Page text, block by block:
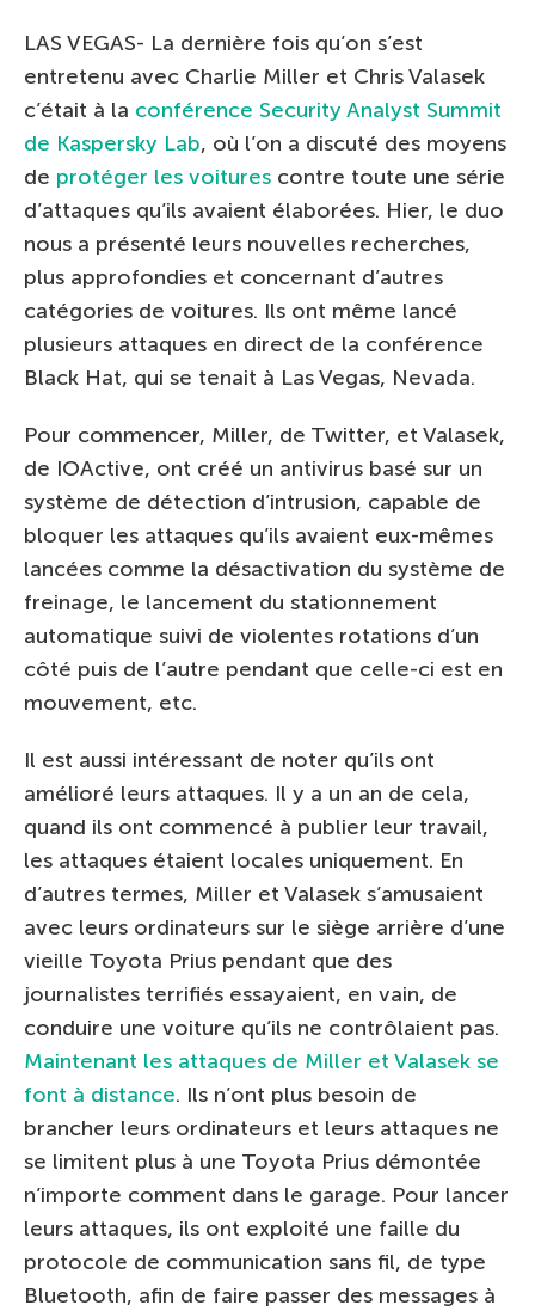
LAS VEGAS- La dernière fois qu’on s’est
entretenu avec Charlie Miller et Chris Valasek
c’était à la conférence Security Analyst Summit
de Kaspersky Lab, où l’on a discuté des moyens
de protéger les voitures contre toute une série
d’attaques qu’ils avaient élaborées. Hier, le duo
nous a présenté leurs nouvelles recherches,
plus approfondies et concernant d’autres
catégories de voitures. Ils ont même lancé
plusieurs attaques en direct de la conférence
Black Hat, qui se tenait à Las Vegas, Nevada.
Pour commencer, Miller, de Twitter, et Valasek,
de IOActive, ont créé un antivirus basé sur un
système de détection d’intrusion, capable de
bloquer les attaques qu’ils avaient eux-mêmes
lancées comme la désactivation du système de
freinage, le lancement du stationnement
automatique suivi de violentes rotations d’un
côté puis de l’autre pendant que celle-ci est en
mouvement, etc.
Il est aussi intéressant de noter qu’ils ont
amélioré leurs attaques. Il y a un an de cela,
quand ils ont commencé à publier leur travail,
les attaques étaient locales uniquement. En
d’autres termes, Miller et Valasek s’amusaient
avec leurs ordinateurs sur le siège arrière d’une
vieille Toyota Prius pendant que des
journalistes terrifiés essayaient, en vain, de
conduire une voiture qu’ils ne contrôlaient pas.
Maintenant les attaques de Miller et Valasek se
font à distance. Ils n’ont plus besoin de
brancher leurs ordinateurs et leurs attaques ne
se limitent plus à une Toyota Prius démontée
n’importe comment dans le garage. Pour lancer
leurs attaques, ils ont exploité une faille du
protocole de communication sans fil, de type
Bluetooth, afin de faire passer des messages à